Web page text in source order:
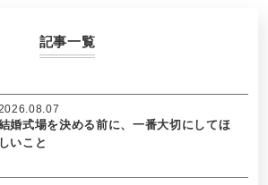
記事一覧
婚式場を決める前に、一番大切にしてほ
しいこと